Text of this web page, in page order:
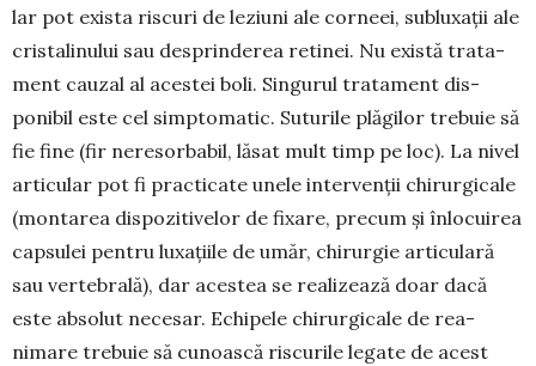
lar pot exista riscuri de leziuni ale corneei, sub­­lu­­xații ale
cris­talinului sau desprinderea re­tinei. Nu exis­tă tra­ta­
ment cauzal al acestei boli. Sin­gu­rul tra­tament dis­
ponibil este cel simpto­matic. Suturile plă­gilor trebuie să
fie fine (fir nere­sorbabil, lăsat mult timp pe loc). La nivel
articular pot fi practicate unele in­ter­venții chi­rurgicale
(montarea dispozitivelor de fixare, precum și înlocuirea
capsulei pentru luxațiile de umăr, chirurgie articulară
sau vertebrală), dar aces­tea se realizează doar dacă
este absolut necesar. Echi­pele chirur­gicale de rea­
nimare trebuie să cu­noas­că ris­cu­rile le­gate de acest